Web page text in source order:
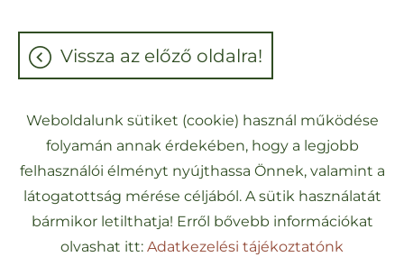
vissza az előző oldalra!
© 2026 - Minden jog fenntartva
Oldal információk Adatkezelési tájékoztató
Impresszum Akadálymentesítési nyilatkozat
Weboldalunk sütiket (cookie) használ működése
folyamán annak érdekében, hogy a legjobb
felhasználói élményt nyújthassa Önnek, valamint a
látogatottság mérése céljából. A sütik használatát
bármikor letilthatja! Erről bővebb információkat
olvashat itt: Adatkezelési tájékoztatónk